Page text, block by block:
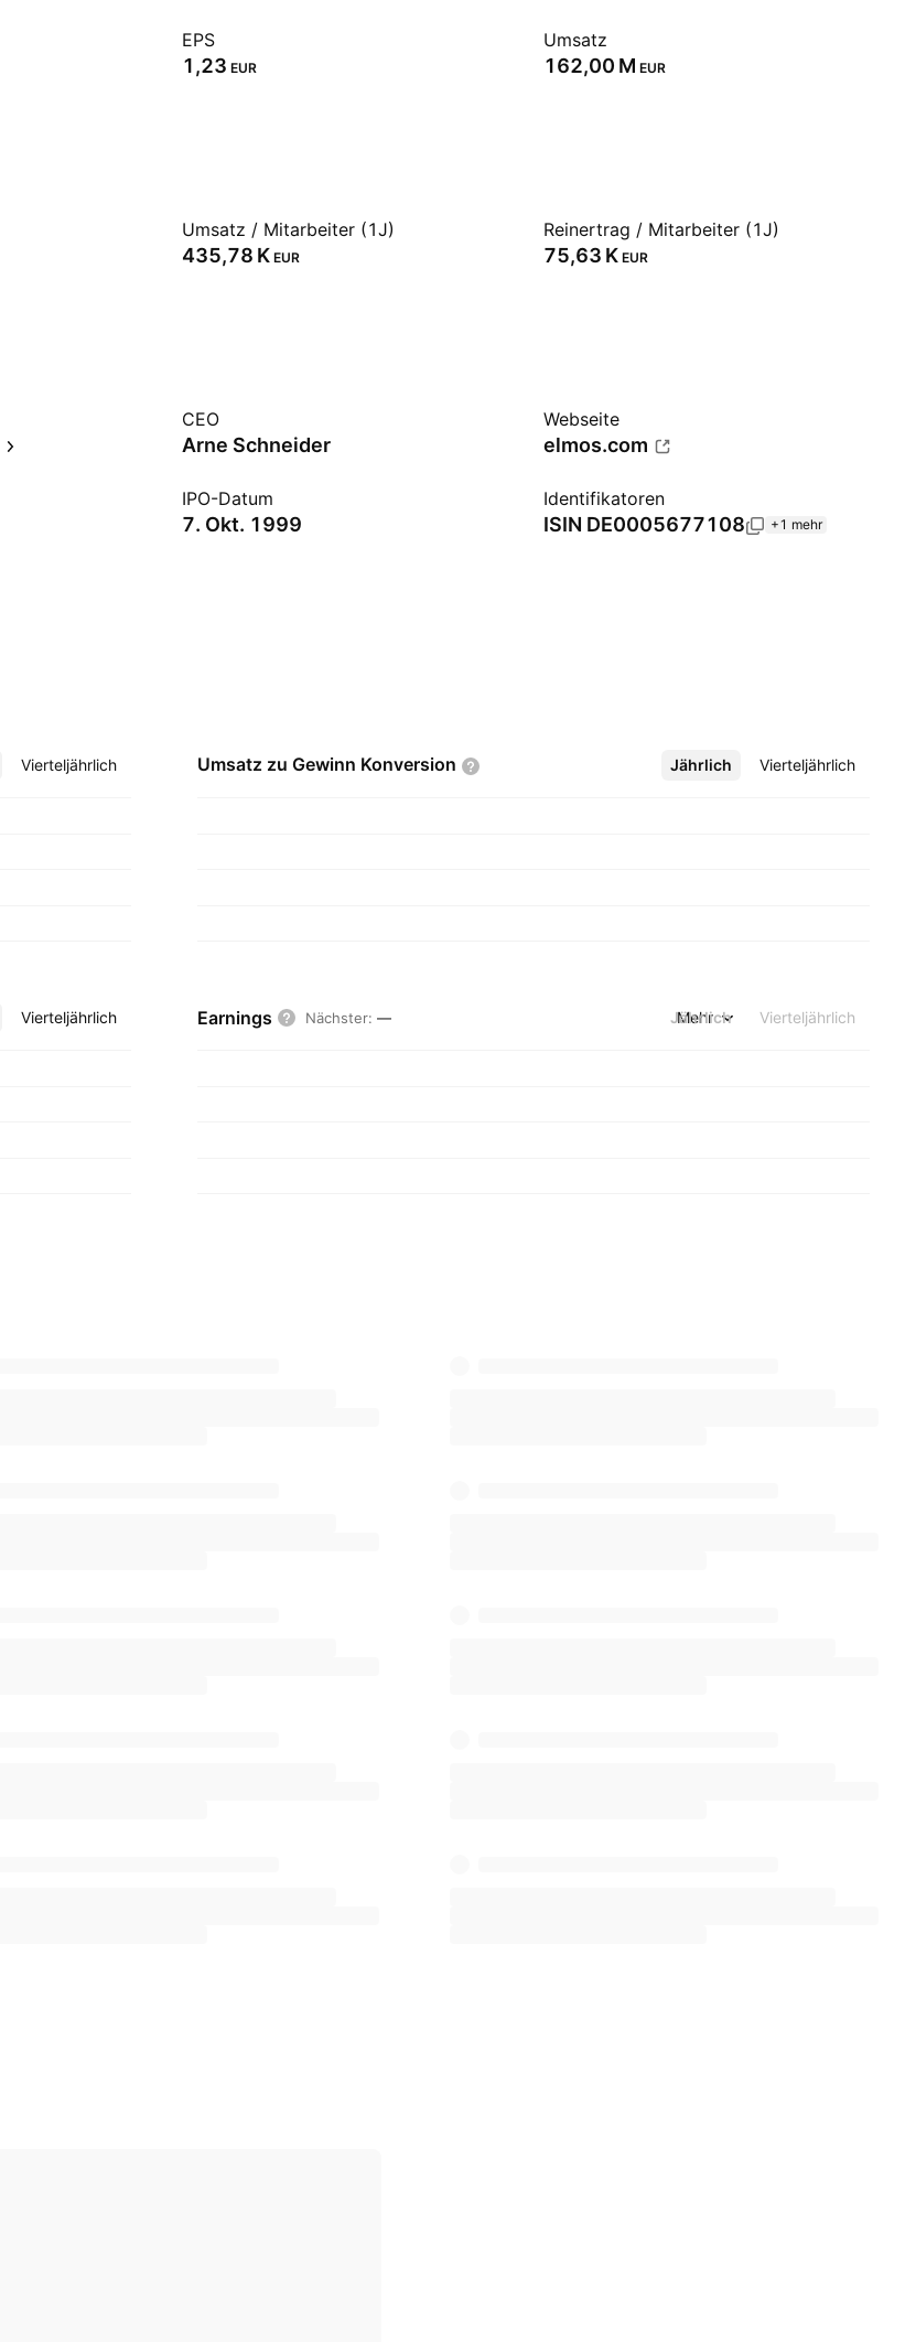
EPS
1,23 EUR
Umsatz
‪162,00 M‬ EUR
Umsatz / Mitarbeiter (1J)
‪435,78 K‬ EUR
Reinertrag / Mitarbeiter (1J)
‪75,63 K‬ EUR
CEO
Arne Schneider
Webseite
elmos.com
IPO-Datum
7. Okt. 1999
Identifikatoren
ISIN DE0005677108 +1 mehr
Vierteljährlich Umsatz zu Gewinn Konversion Jährlich Vierteljährlich
Mehr
Vierteljährlich Earnings Nächster: — Jährlich Vierteljährlich
Mehr